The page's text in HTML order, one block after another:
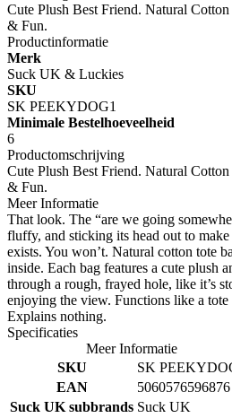
Cute Plush Best Friend. Natural
& Fun.
Productinformatie
Merk
Suck UK & Luckies
SKU
SK PEEKYDOG1
Minimale Bestelhoeveelheid
6
Productomschrijving
Cute Plush Best Friend. Natural
& Fun.
Meer Informatie
That look. The “are we going
fluffy, and sticking its head out to
exists. You won’t. Natural cotton tote
inside. Each bag features a cute plush
through a rough, frayed hole, like it’s
enjoying the view. Functions like a
Explains nothing.
Specificaties
Meer Informatie
SKU
SK
EAN
5060576596876
Suck UK subbrands Suck UK